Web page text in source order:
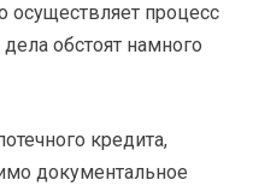
осуществляет процесс
обстоят намного
кредита,
документальное